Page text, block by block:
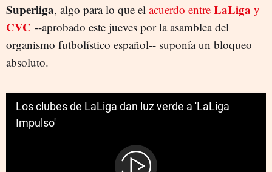
Superliga, algo para lo que el acuerdo entre LaLiga y
CVC --aprobado este jueves por la asamblea del
organismo futbolístico español-- suponía un bloqueo
absoluto.